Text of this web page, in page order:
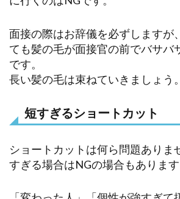
面接の際はお辞儀を必ずしますが
ても髪の毛が面接官の前でバサバ
です。
長い髪の毛は束ねていきましょう。
短すぎるショートカット
ショートカットは何ら問題ありま
すぎる場合はNGの場合もあります